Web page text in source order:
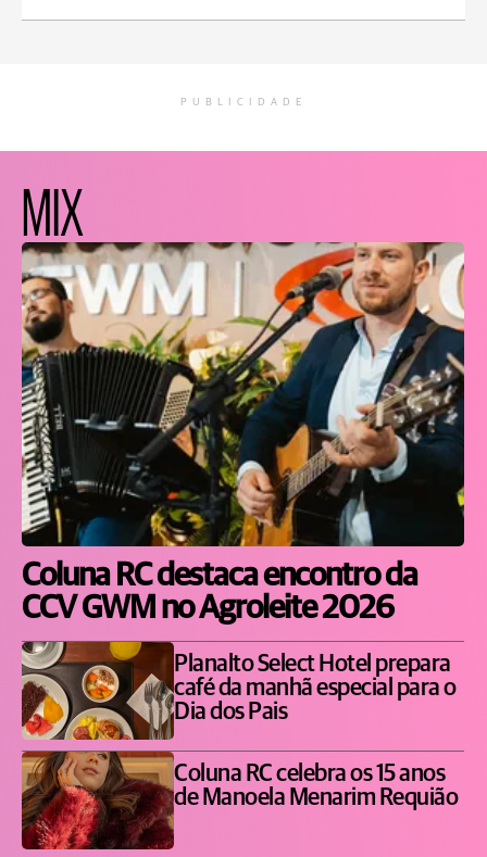
PUBLICIDADE
MIX
Coluna RC destaca encontro da
CCV GWM no Agroleite 2026
Planalto Select Hotel prepara
café da manhã especial para o
Dia dos Pais
Coluna RC celebra os 15 anos
de Manoela Menarim Requião